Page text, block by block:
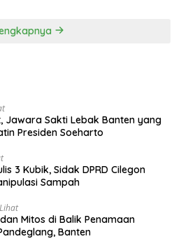
Jawara Sakti Lebak Banten yang
Presiden Soeharto
3 Kubik, Sidak DPRD Cilegon
Sampah
Mitos di Balik Penamaan
Banten